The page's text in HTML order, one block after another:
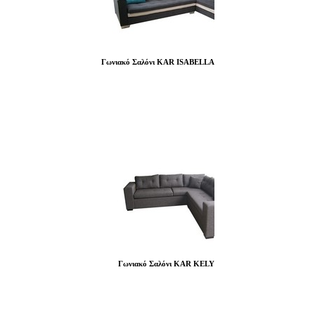
Γωνιακό Σαλόνι KAR ISABELLA
Γωνιακό Σαλόνι KAR KELY